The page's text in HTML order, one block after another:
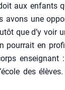
aux enfants
avons une
que d’y voir
pour­rait en
des